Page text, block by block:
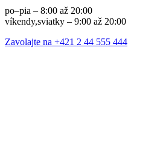
po–pia – 8:00 až 20:00
víkendy,sviatky – 9:00 až 20:00
Zavolajte na +421 2 44 555 444